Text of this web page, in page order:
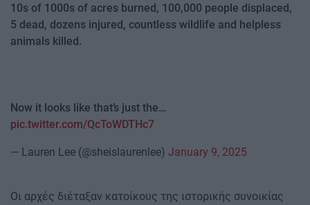
10s of 1000s of acres burned, 100,000 people displaced,
5 dead, dozens injured, countless wildlife and helpless
animals killed.
Now it looks like that’s just the…
pic.twitter.com/QcToWDTHc7
— Lauren Lee (@sheislaurenlee) January 9, 2025
Οι αρχές διέταξαν κατοίκους της ιστορικής συνοικίας